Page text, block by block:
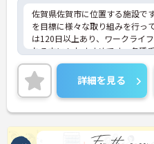
佐賀県佐賀市に位置する施設で
を目標に様々な取り組みを行っ
は120日以上あり、ワークライ
れる方にもおすすめです。各種
充実♪ご興味のある方には、面
ど、さらに詳細をお話しいたし
相談ください！
詳細を見る